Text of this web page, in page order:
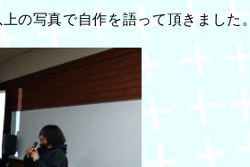
の写真で自作を語って頂きました。